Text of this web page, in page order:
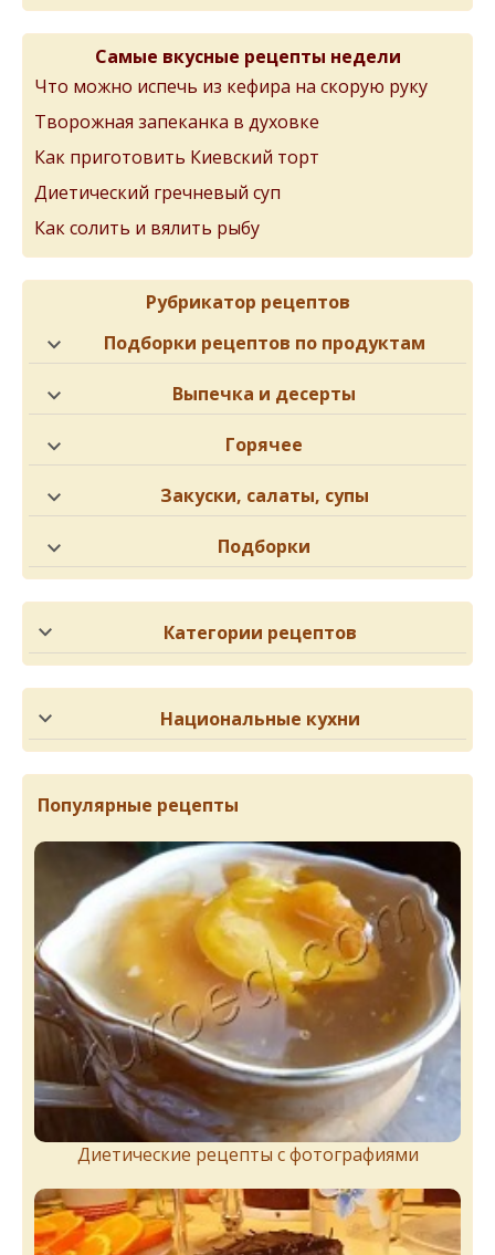
Самые вкусные рецепты недели
Что можно испечь из кефира на скорую руку
Творожная запеканка в духовке
Как приготовить Киевский торт
Диетический гречневый суп
Как солить и вялить рыбу
Рубрикатор рецептов
Подборки рецептов по продуктам
Выпечка и десерты
Горячее
Закуски, салаты, супы
Подборки
Категории рецептов
Национальные кухни
Популярные рецепты
Диетические рецепты с фотографиями